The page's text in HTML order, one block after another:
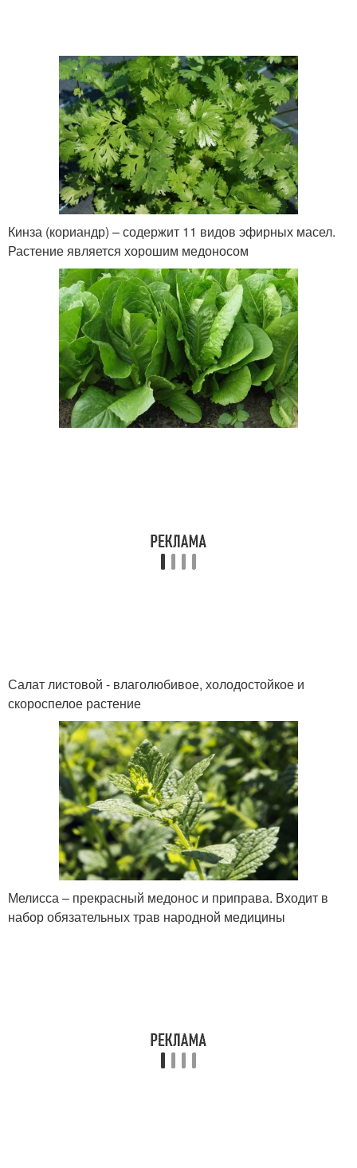
Кинза (кориандр) – содержит 11 видов эфирных масел.
Растение является хорошим медоносом
Салат листовой - влаголюбивое, холодостойкое и
скороспелое растение
Мелисса – прекрасный медонос и приправа. Входит в
набор обязательных трав народной медицины